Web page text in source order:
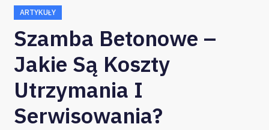
ARTYKUŁY
Szamba Betonowe –
Jakie Są Koszty
Utrzymania I
Serwisowania?